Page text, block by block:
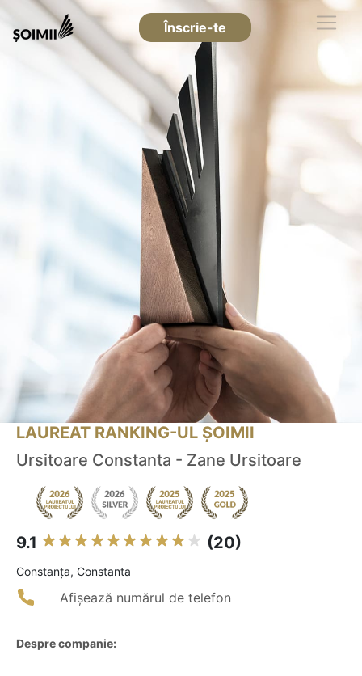
Înscrie-te
LAUREAT RANKING-UL ȘOIMII
Ursitoare Constanta - Zane Ursitoare
9.1 (20)
Constanţa, Constanta
Afișează numărul de telefon
Despre companie: